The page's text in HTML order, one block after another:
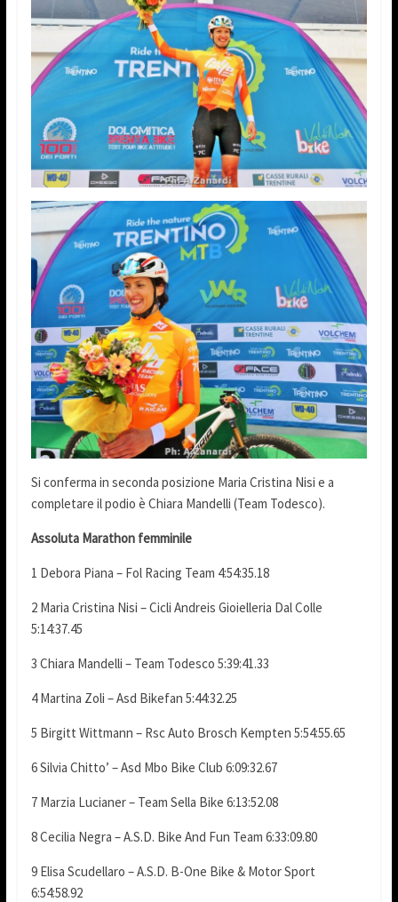
Si conferma in seconda posizione Maria Cristina Nisi e a
completare il podio è Chiara Mandelli (Team Todesco).
Assoluta Marathon femminile
1 Debora Piana – Fol Racing Team 4:54:35.18
2 Maria Cristina Nisi – Cicli Andreis Gioielleria Dal Colle
5:14:37.45
3 Chiara Mandelli – Team Todesco 5:39:41.33
4 Martina Zoli – Asd Bikefan 5:44:32.25
5 Birgitt Wittmann – Rsc Auto Brosch Kempten 5:54:55.65
6 Silvia Chitto’ – Asd Mbo Bike Club 6:09:32.67
7 Marzia Lucianer – Team Sella Bike 6:13:52.08
8 Cecilia Negra – A.S.D. Bike And Fun Team 6:33:09.80
9 Elisa Scudellaro – A.S.D. B-One Bike & Motor Sport
6:54:58.92